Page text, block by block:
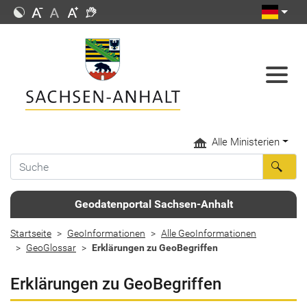
Alle Ministerien
Geodatenportal Sachsen-Anhalt
Startseite GeoInformationen
Alle GeoInformationen
GeoGlossar
Erklärungen zu GeoBegriffen
Erklärungen zu GeoBegriffen